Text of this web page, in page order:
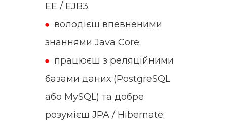
EE / EJB3;
володієш впевненими
знаннями Java Core;
працюєш з реляційними
базами даних (PostgreSQL
або MySQL) та добре
розумієш JPA / Hibernate;